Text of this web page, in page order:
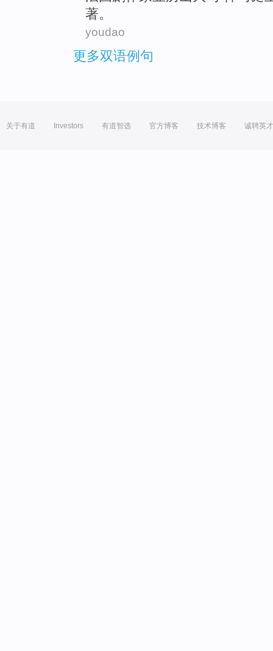
著。
youdao
更多双语例句
关于有道 Investors 有道智选 官方博客 技术博客 诚聘英才